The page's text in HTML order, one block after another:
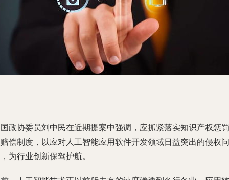
政协委员刘中民在近期提案中强调，应抓紧落实知识产权惩罚
偿制度，以应对人工智能应用软件开发领域日益突出的侵权问
为行业创新保驾护航。